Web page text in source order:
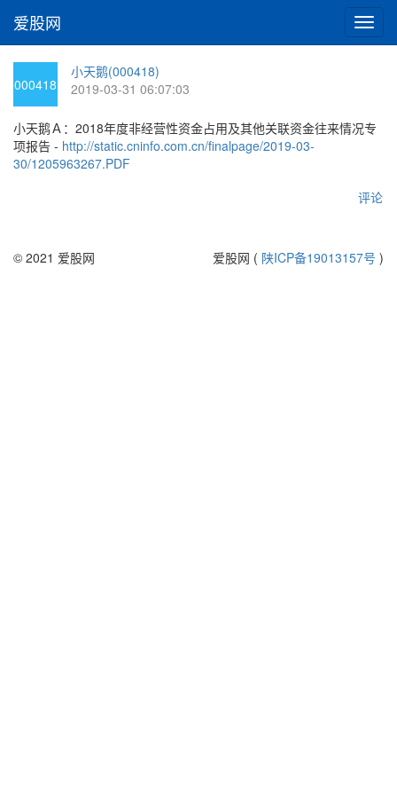
切
换
爱股网
000418
小天鹅(000418)
2019-03-31 06:07:03
小天鹅Ａ：2018年度非经营性资金占用及其他关联资金往来情况专
项报告 - http://static.cninfo.com.cn/finalpage/2019-03-
30/1205963267.PDF
评论
© 2021 爱股网 爱股网 ( 陕ICP备19013157号 )